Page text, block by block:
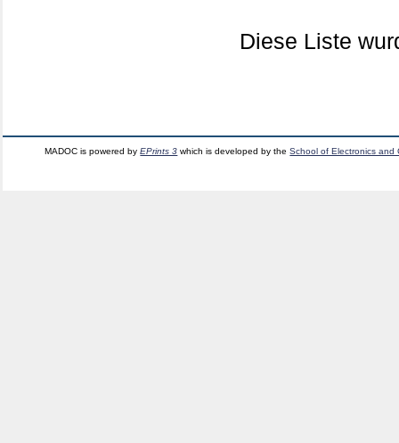
Diese Liste
MADOC is powered byEPrints 3 which is developed by theSchool of Electronics and